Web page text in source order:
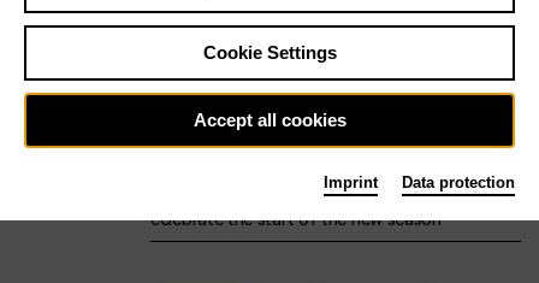
Sat29.8.
Ballet Main stage Staatsballett Berlin
12:00 Eröffnungswochenende
Deutsche Oper Berlin opens its doors to
celebrate the start of the new season
Cookie Settings
Accept all cookies
Imprint Data protection